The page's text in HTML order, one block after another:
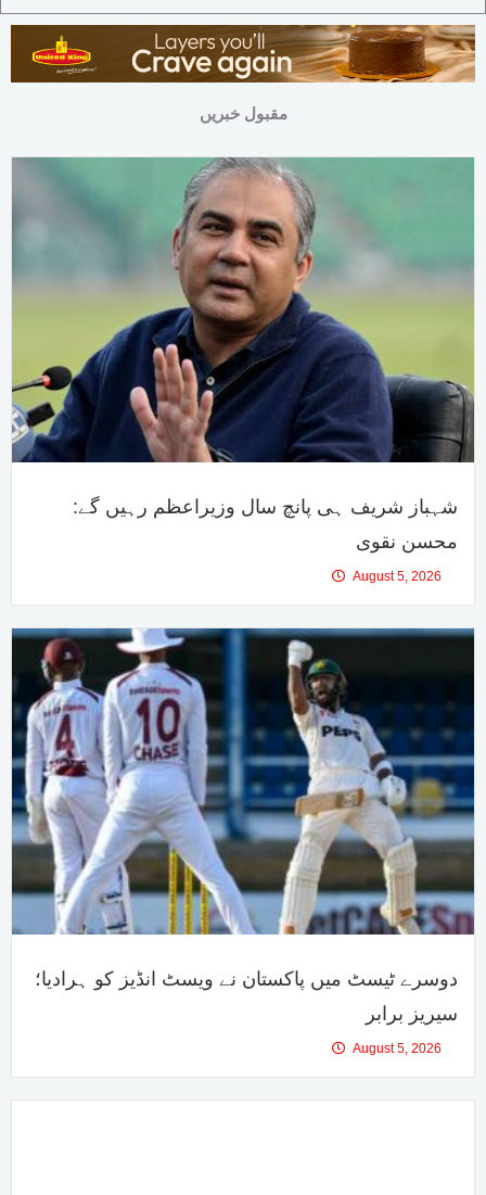
مقبول خبریں
شہباز شریف ہی پانچ سال وزیراعظم رہیں گے:
محسن نقوی
August 5, 2026
دوسرے ٹیسٹ میں پاکستان نے ویسٹ انڈیز کو ہرادیا؛
سیریز برابر
August 5, 2026